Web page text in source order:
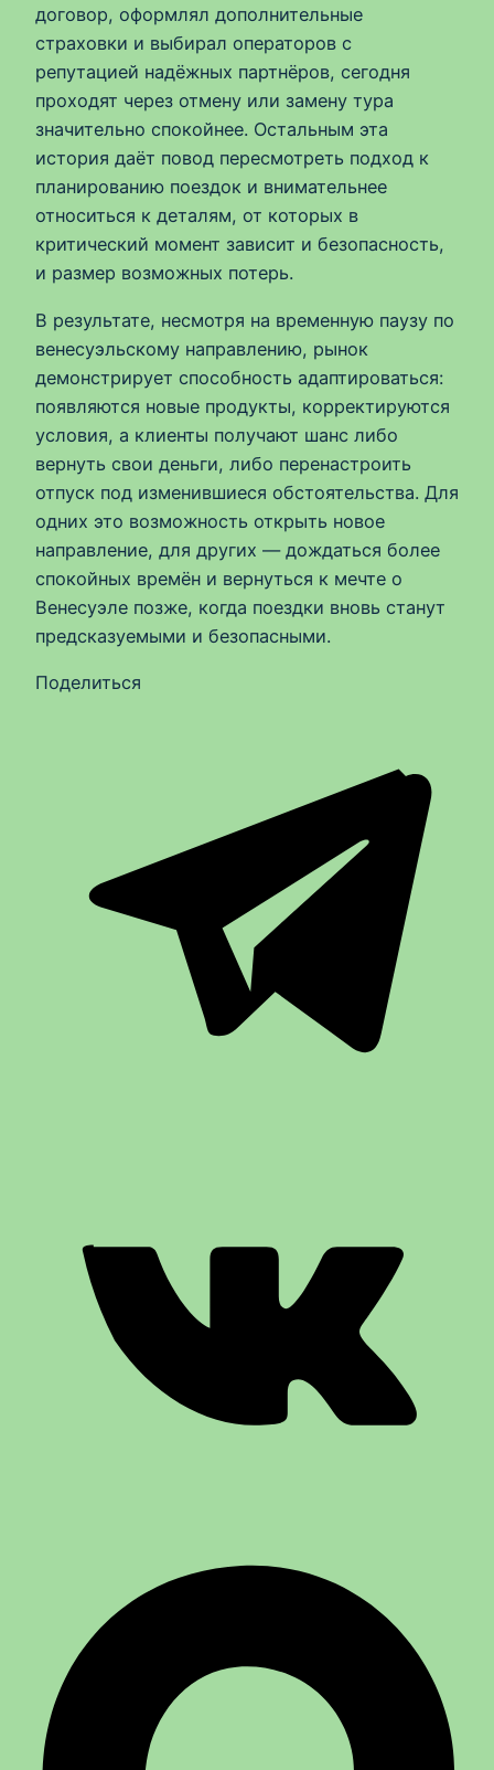
договор, оформлял дополнительные
страховки и выбирал операторов с
репутацией надёжных партнёров, сегодня
проходят через отмену или замену тура
значительно спокойнее. Остальным эта
история даёт повод пересмотреть подход к
планированию поездок и внимательнее
относиться к деталям, от которых в
критический момент зависит и безопасность,
и размер возможных потерь.
В результате, несмотря на временную паузу по
венесуэльскому направлению, рынок
демонстрирует способность адаптироваться:
появляются новые продукты, корректируются
условия, а клиенты получают шанс либо
вернуть свои деньги, либо перенастроить
отпуск под изменившиеся обстоятельства. Для
одних это возможность открыть новое
направление, для других — дождаться более
спокойных времён и вернуться к мечте о
Венесуэле позже, когда поездки вновь станут
предсказуемыми и безопасными.
Поделиться